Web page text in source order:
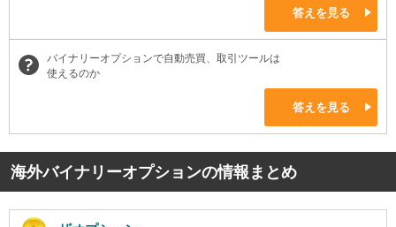
答えを見る
バイナリーオプションで自動売買、取引ツールは
使えるのか
答えを見る
海外バイナリーオプションの情報まとめ